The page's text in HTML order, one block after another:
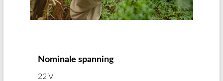
Nominale spanning
22 V